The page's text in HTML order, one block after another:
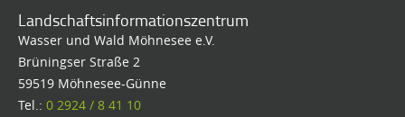
Landschaftsinformationszentrum
Wasser und Wald Möhnesee e.V.
Brüningser Straße 2
59519 Möhnesee-Günne
Tel.: 0 2924 / 8 41 10